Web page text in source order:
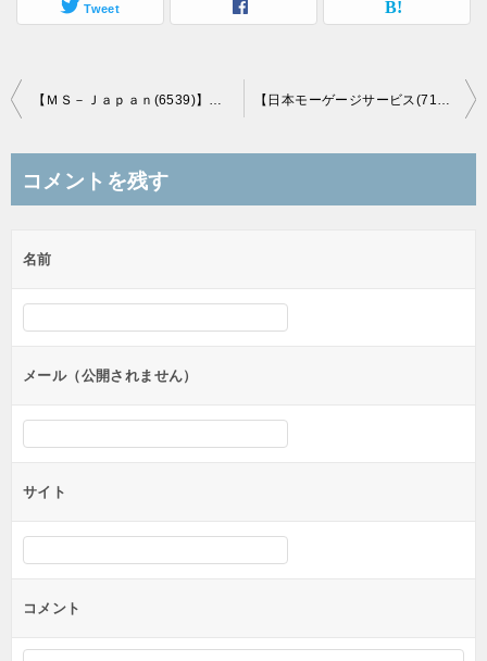
Tweet
投
ビ
ー
シ
ョ
ン
コメントを残す
名前
メール（公開されません）
サイト
コメント